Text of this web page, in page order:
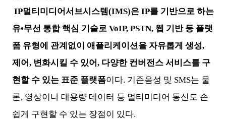
IP멀티미디어서브시스템(IMS)은 IP를 기반으로 하는
유•무선 통합 핵심 기술로 VoIP, PSTN, 웹 기반 등 플랫
폼 유형에 관계없이 애플리케이션을 자유롭게 생성,
제어, 변화시킬 수 있어, 다양한 컨버전스 서비스를 구
현할 수 있는 표준 플랫폼이다. 기존음성 및 SMS는 물
론, 영상이나 대용량 데이터 등 멀티미디어 통신도 손
쉽게 구현할 수 있는 장점이 있다.